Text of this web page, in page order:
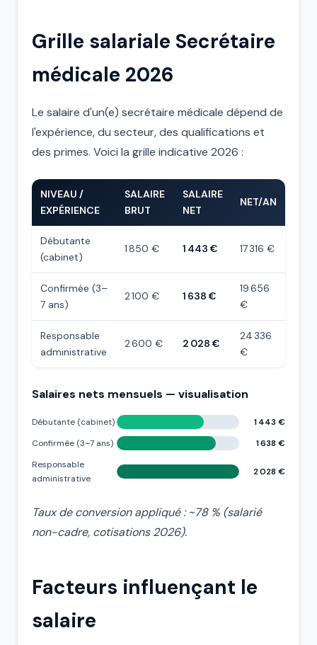
Grille salariale Secrétaire
médicale 2026
Le salaire d'un(e) secrétaire médicale dépend de
l'expérience, du secteur, des qualifications et
des primes. Voici la grille indicative 2026 :
NIVEAU /
EXPÉRIENCE
SALAIRE
BRUT
SALAIRE
NET
NET/AN
Débutante
(cabinet)
1 850 € 1 443 € 17 316 €
Confirmée (3–
7 ans)
2 100 € 1 638 €
19 656
€
Responsable
administrative
2 600 € 2 028 €
24 336
€
Salaires nets mensuels — visualisation
Débutante (cabinet)
1 443 €
Confirmée (3–7 ans)
1 638 €
Responsable
administrative
2 028 €
Taux de conversion appliqué : ~78 % (salarié
non-cadre, cotisations 2026).
Facteurs influençant le
salaire